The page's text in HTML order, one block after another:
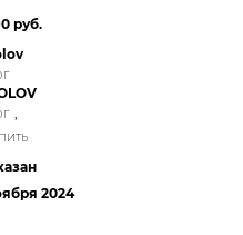
руб.
,
2024